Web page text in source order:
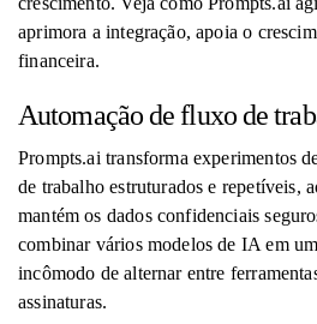
aprimora a integração, apoia o
financeira.
Automação de fluxo de
Prompts.ai transforma experimentos
de trabalho estruturados e repetíveis,
mantém os dados confidenciais
combinar vários modelos de IA em
incômodo de alternar entre
assinaturas.